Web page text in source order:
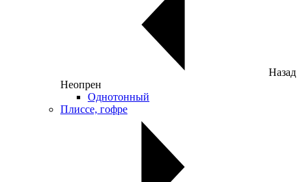
Назад
Неопрен
Однотонный
Плиссе, гофре